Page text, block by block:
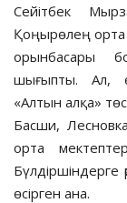
Сейітбек
Қоңырөлең орта
орынбасары
шығыпты. Ал,
«Алтын алқа»
Басши,
орта
Бүлдіршіндерге
өсірген ана.